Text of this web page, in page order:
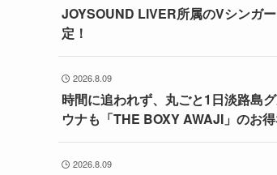
JOYSOUND LIVER所属のVシンガ
定！
2026.8.09
時間に追われず、丸ごと1日淡路島
ウナも「THE BOXY AWAJI」のお
2026.8.09